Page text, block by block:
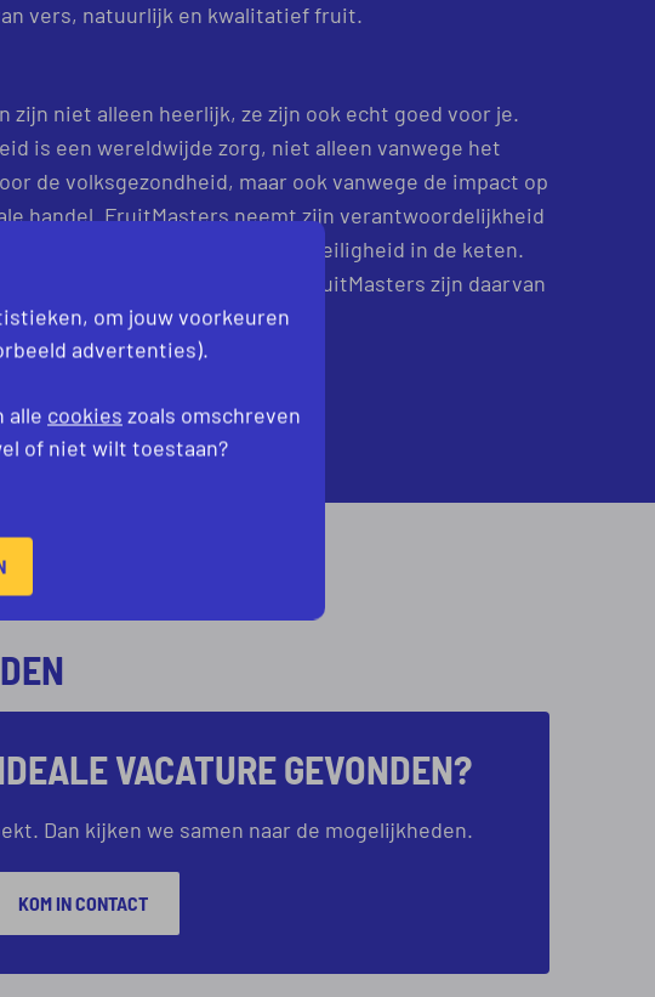
vers, natuurlijk en kwalitatief fruit.
zijn niet alleen heerlijk, ze zijn ook echt goed voor je.
is een wereldwijde zorg, niet alleen vanwege het
de volksgezondheid, maar ook vanwege de impact op
handel. FruitMasters neemt zijn verantwoordelijkheid
veel aandacht aan voedselveiligheid in de keten.
certificaten van de telers en FruitMasters zijn daarvan
VACATURE GEVONDEN?
Dan kijken we samen naar de mogelijkheden.
KOM IN CONTACT
om jouw voorkeuren
advertenties).
alle cookies zoals omschreven
of niet wilt toestaan?